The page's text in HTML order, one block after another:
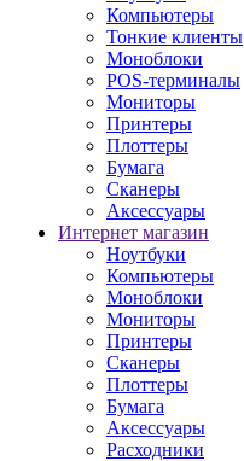
Компьютеры
Тонкие клиенты
Моноблоки
POS-терминалы
Мониторы
Принтеры
Плоттеры
Бумага
Сканеры
Аксессуары
Интернет магазин
Ноутбуки
Компьютеры
Моноблоки
Мониторы
Принтеры
Сканеры
Плоттеры
Бумага
Аксессуары
Расходники